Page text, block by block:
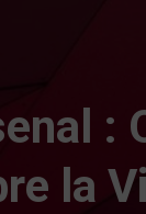
:
la